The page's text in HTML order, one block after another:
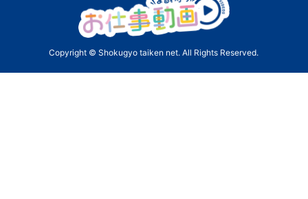
Copyright © Shokugyo taiken net. All Rights Reserved.